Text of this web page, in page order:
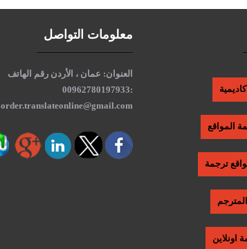
المواقع
ترجمة
المترجم
اونلاين
معلومات التواصل
العنوان: عمان ، الأردن رقم الهاتف
:00962780197933
order.translateonline@gmail.com